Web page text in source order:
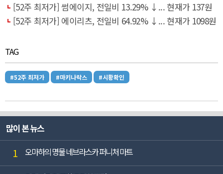
[52주 최저가] 썸에이지, 전일비 13.29% ↓... 현재가 137원
[52주 최저가] 에이리츠, 전일비 64.92% ↓... 현재가 1098원
TAG
#52주 최저가 #마키나락스 #시황확인
많이 본 뉴스
1 오마하의 명물 네브라스카 퍼니처 마트